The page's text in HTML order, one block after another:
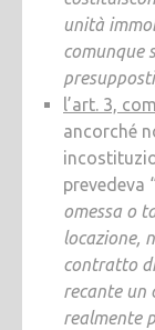
unità
comunque
l’art. 3,
ancorché
prevedeva
omessa o
locazione,
contratto
recante un
realmente